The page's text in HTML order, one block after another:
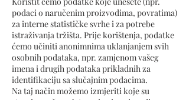
podaci o naručenim proizvodima, povratima)
za interne statističke svrhe i za potrebe
istraživanja tržišta. Prije korištenja, podatke
ćemo učiniti anonimnima uklanjanjem svih
osobnih podataka, npr. zamjenom vašeg
imena i drugih podataka prikladnih za
identifikaciju sa slučajnim podacima.
Na taj način možemo izmjeriti koje su